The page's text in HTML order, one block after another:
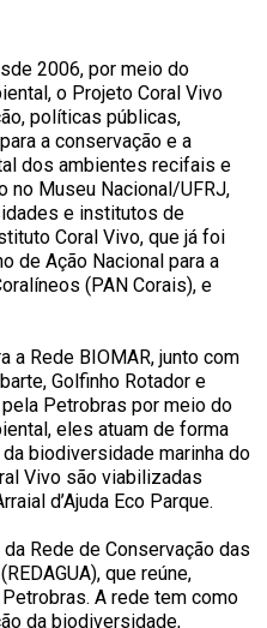
2006, por meio do
o Projeto Coral Vivo
políticas públicas,
a conservação e a
dos ambientes recifais e
no Museu Nacional/UFRJ,
e institutos de
Coral Vivo, que já foi
de Ação Nacional para a
(PAN Corais), e
a Rede BIOMAR, junto com
Golfinho Rotador e
Petrobras por meio do
eles atuam de forma
biodiversidade marinha do
Vivo são viabilizadas
d’Ajuda Eco Parque.
Rede de Conservação das
que reúne,
A rede tem como
da biodiversidade,